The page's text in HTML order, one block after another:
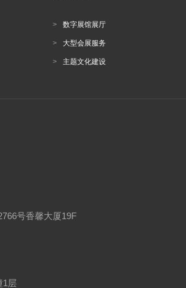
> 数字展馆展厅
> 大型会展服务
> 主题文化建设
号香馨大厦19F
1层